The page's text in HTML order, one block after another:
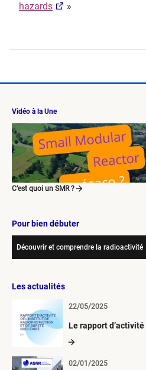
hazards
»
Vidéo à la Une
C’est quoi un SMR ?
Pour bien débuter
Découvrir et comprendre la radioactivité
Les actualités
Le rapport d’activité
22/05/2025
02/01/2025